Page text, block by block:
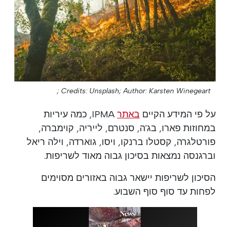
Credits: Unsplash; Author: Karsten Winegeart ;
על פי המידע הקיים באתר
IPMA, כמה עיריות
במחוזות פארו, בג'ה, סנטרם, לייריה, קוימברה,
פורטלגרה, קסטלו ברנקו, ויסו, גוארדה, וילה ריאל
וברגנסה נמצאות בסיכון גבוה מאוד לשריפות.
הסיכון לשריפות יישאר גבוה באזורים מסוימים
לפחות עד סוף סוף השבוע.